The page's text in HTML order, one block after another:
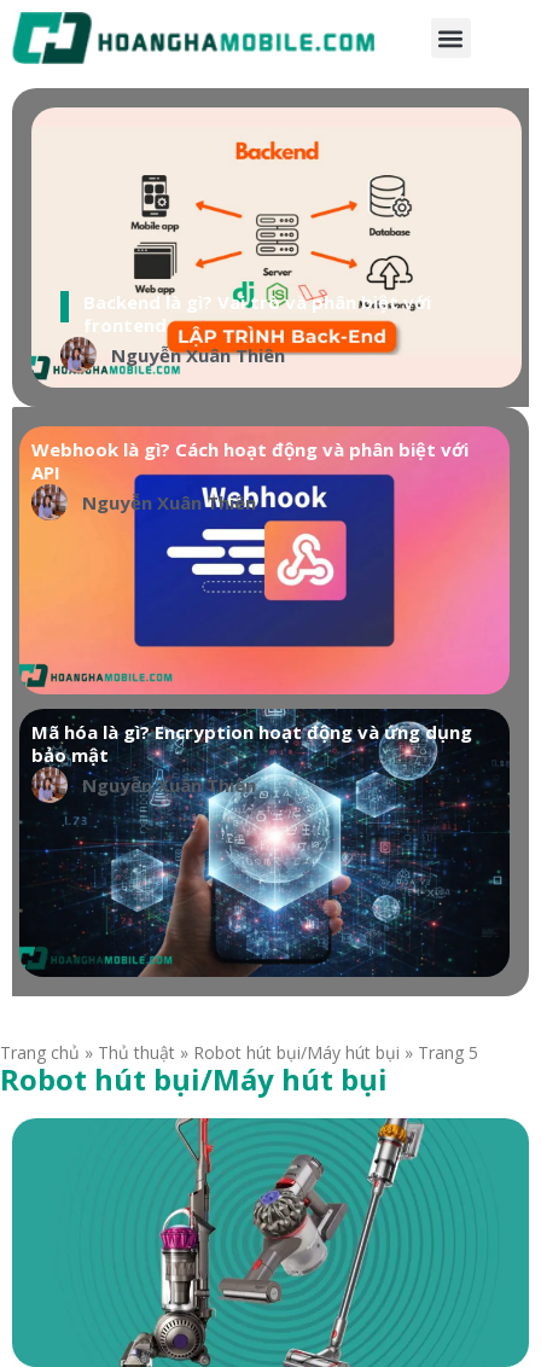
Backend là gì? Vai trò và phân biệt với
frontend
Nguyễn Xuân Thiên
Webhook là gì? Cách hoạt động và phân biệt với
API
Nguyễn Xuân Thiên
Mã hóa là gì? Encryption hoạt động và ứng dụng
bảo mật
Nguyễn Xuân Thiên
Trang chủ » Thủ thuật » Robot hút bụi/Máy hút bụi » Trang 5
Robot hút bụi/Máy hút bụi